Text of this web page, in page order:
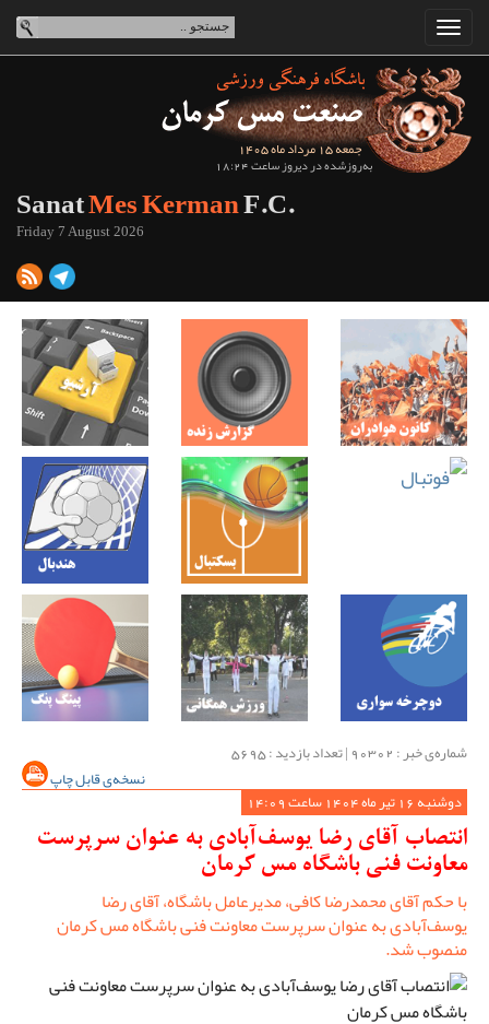
جمعه 15 مرداد ماه 1405
به‌روزشده در دیروز ساعت 18:24
SanatMes KermanF.C.
Friday 7 August 2026
شماره‌ی خبر : ‌90302 | تعداد بازدید : 5695
نسخه‌ی قابل چاپ
دوشنبه 16 تیر ماه 1404 ساعت 14:09
انتصاب آقای رضا یوسف‌آبادی به عنوان سرپرست
معاونت فنی باشگاه مس کرمان
با حکم آقای محمدرضا کافی، مدیرعامل باشگاه، آقای رضا
یوسف‌آبادی به عنوان سرپرست معاونت فنی باشگاه مس کرمان
منصوب شد.